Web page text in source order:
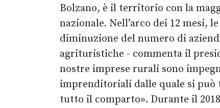
Bolzano, è il territorio con la
nazionale. Nell’arco dei 12 mesi, le
diminuzione del numero di
agrituristiche - commenta il
nostre imprese rurali sono
imprenditoriali dalle quale si
tutto il comparto». Durante il